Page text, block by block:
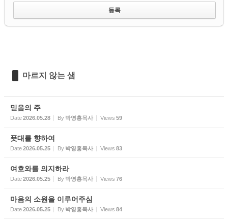
마르지 않는 샘
믿음의 주
Date2026.05.28 By 박영홍목사 Views 59
푯대를 향하여
Date2026.05.25 By 박영홍목사 Views 83
여호와를 의지하라
Date2026.05.25 By 박영홍목사 Views 76
마음의 소원을 이루어주심
Date2026.05.25 By 박영홍목사 Views 84